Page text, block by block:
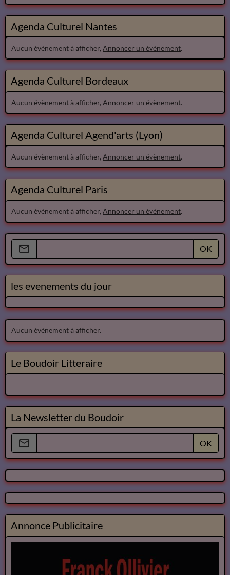
Agenda Culturel Nantes
Aucun évènement à afficher, Annoncer un évènement.
Agenda Culturel Bordeaux
Aucun évènement à afficher, Annoncer un évènement.
Agenda Culturel Agend'arts (Lyon)
Aucun évènement à afficher, Annoncer un évènement.
Agenda Culturel Paris
Aucun évènement à afficher, Annoncer un évènement.
OK
les evenements du jour
Aucun évènement à afficher.
Le Boudoir Litteraire
La Newsletter du Boudoir
OK
Annonce Publicitaire